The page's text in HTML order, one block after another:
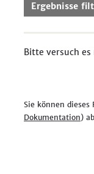
Ergebnisse
Bitte versuch es
Sie können dieses
Dokumentation)